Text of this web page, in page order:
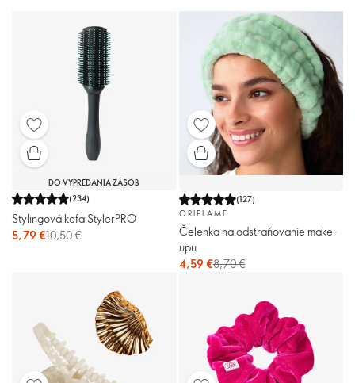
DO VYPREDANIA ZÁSOB
(234)
Stylingová kefa StylerPRO
5,79 €10,50 €
(127)
ORIFLAME
Čelenka na odstraňovanie make-
upu
4,59 €8,70 €